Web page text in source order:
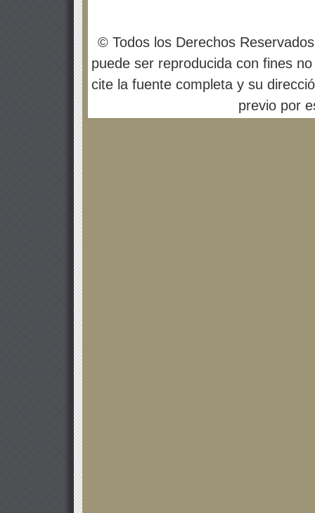
© Todos los Derechos
puede ser reproducida con fines
cite la fuente completa y su
previo por